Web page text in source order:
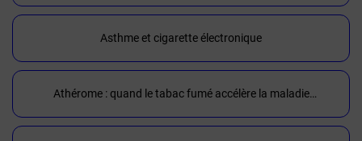
Kumulus Vape
Asthme et cigarette électronique
Athérome : quand le tabac fumé accélère la maladie
cardiovasculaire silencieuse